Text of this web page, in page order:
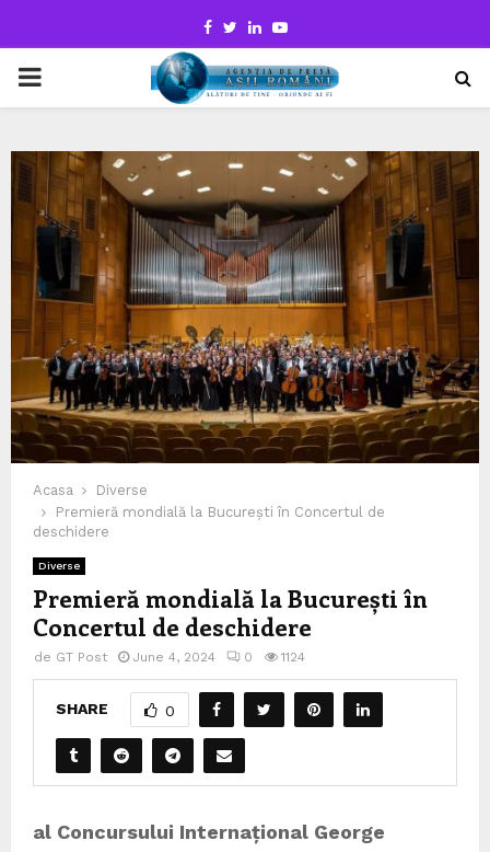
Facebook
TwitterLinkedinYoutube
PRIMARY
Acasa
Diverse
Premieră mondială la București în Concertul de
deschidere
Diverse
Premieră mondială la București în
Concertul de deschidere
de GT Post June 4, 2024 0 1124
SHARE 0
al Concursului Internațional George